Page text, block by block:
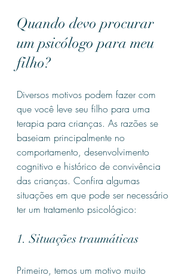
Quando devo procurar
um psicólogo para meu
filho?
Diversos motivos podem fazer com
que você leve seu filho para uma
terapia para crianças. As razões se
baseiam principalmente no
comportamento, desenvolvimento
cognitivo e histórico de convivência
das crianças. Confira algumas
situações em que pode ser necessário
ter um tratamento psicológico:
1. Situações traumáticas
Primeiro, temos um motivo muito